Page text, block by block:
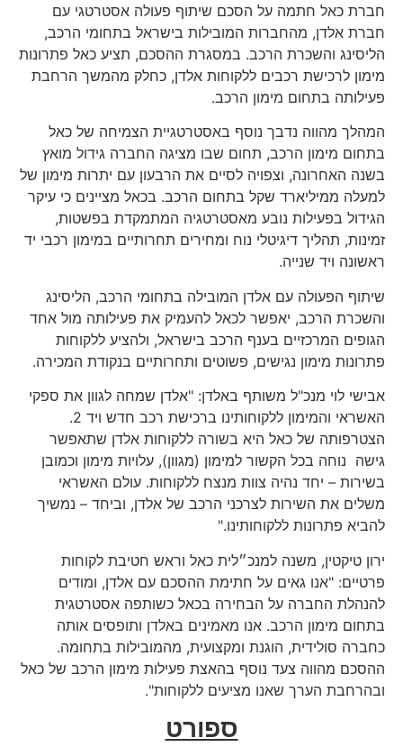
חברת כאל חתמה על הסכם שיתוף פעולה אסטרטגי עם
חברת אלדן, מהחברות המובילות בישראל בתחומי הרכב,
הליסינג והשכרת הרכב. במסגרת ההסכם, תציע כאל פתרונות
מימון לרכישת רכבים ללקוחות אלדן, כחלק מהמשך הרחבת
פעילותה בתחום מימון הרכב.
המהלך מהווה נדבך נוסף באסטרטגיית ​​הצמיחה של כאל
בתחום מימון הרכב, תחום שבו מציגה החברה גידול מואץ
בשנה האחרונה, וצפויה לסיים את הרבעון עם יתרות מימון של
למעלה ממיליארד שקל בתחום הרכב. בכאל מציינים כי עיקר
הגידול בפעילות נובע מאסטרטגיה המתמקדת בפשטות,
זמינות, תהליך דיגיטלי נוח ומחירים תחרותיים במימון רכבי יד
ראשונה ויד שנייה.
שיתוף הפעולה עם אלדן המובילה בתחומי הרכב, הליסינג
והשכרת הרכב, יאפשר לכאל להעמיק את פעילותה מול אחד
הגופים המרכזיים בענף הרכב בישראל, ולהציע ללקוחות
פתרונות מימון נגישים, פשוטים ותחרותיים בנקודת המכירה.
אבישי לוי מנכ"ל משותף באלדן: "אלדן שמחה לגוון את ספקי
האשראי והמימון ללקוחותינו ברכישת רכב חדש ויד 2.
הצטרפותה של כאל היא בשורה ללקוחות אלדן שתאפשר
גישה נוחה בכל הקשור למימון (מגוון), עלויות מימון וכמובן
בשירות – יחד נהיה צוות מנצח ללקוחות. עולם האשראי
משלים את השירות לצרכני הרכב של אלדן, וביחד – נמשיך
להביא פתרונות ללקוחותינו."
ירון טיקטין, משנה למנכ״לית כאל וראש חטיבת לקוחות
פרטיים: "אנו גאים על חתימת ההסכם עם אלדן, ומודים
להנהלת החברה על הבחירה בכאל כשותפה אסטרטגית
בתחום מימון הרכב. אנו מאמינים באלדן ותופסים אותה
כחברה סולידית, הוגנת ומקצועית, מהמובילות בתחומה.
ההסכם מהווה צעד נוסף בהאצת פעילות מימון הרכב של כאל
ובהרחבת הערך שאנו מציעים ללקוחות".
ספורט